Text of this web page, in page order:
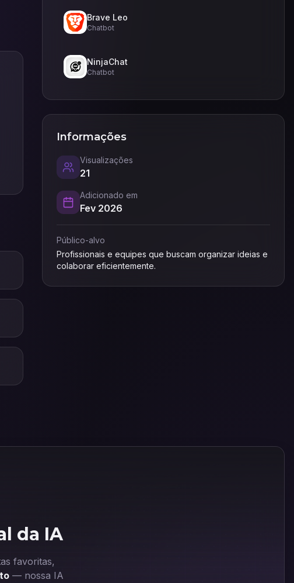
Brave Leo
Chatbot
NinjaChat
Chatbot
Informações
Visualizações
21
Adicionado em
Fev 2026
Público-alvo
Profissionais e equipes que buscam organizar ideias e
colaborar eficientemente.
da IA
favoritas,
— nossa IA